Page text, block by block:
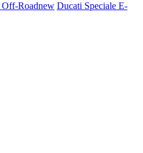
Off-Roadnew Ducati Speciale E-